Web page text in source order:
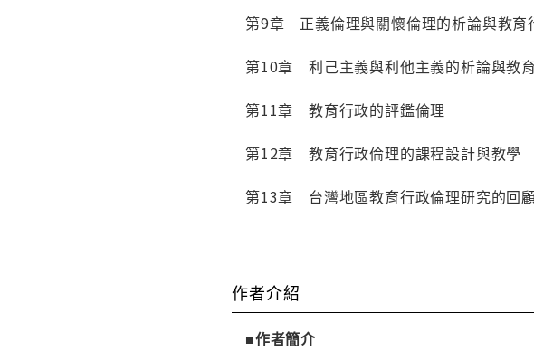
第9章 正義倫理與關懷倫理的析論與教
第10章 利己主義與利他主義的析論與教
第11章 教育行政的評鑑倫理
第12章 教育行政倫理的課程設計與教學
第13章 台灣地區教育行政倫理研究的回
作者介紹
■作者簡介